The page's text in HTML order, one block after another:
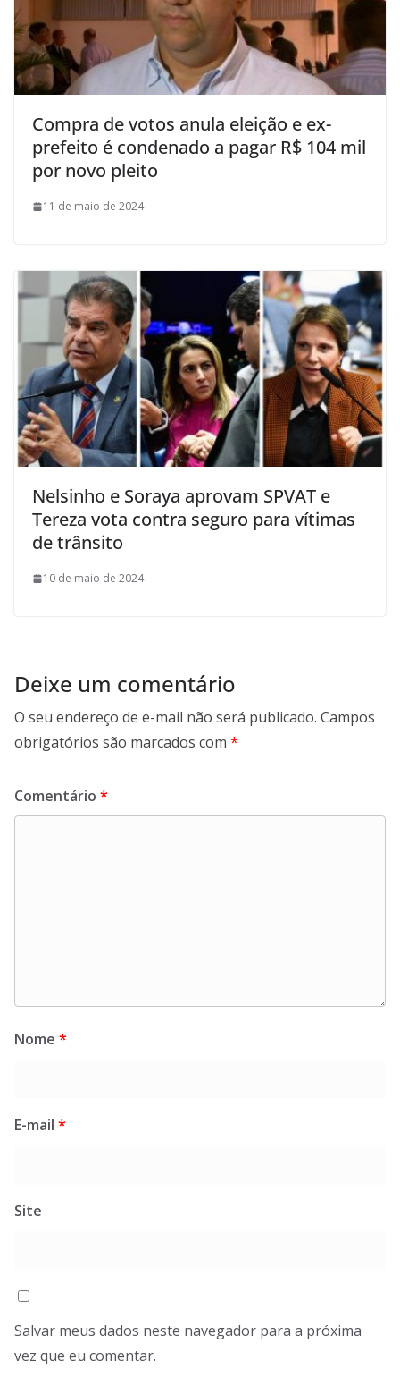
Compra de votos anula eleição e ex-
prefeito é condenado a pagar R$ 104 mil
por novo pleito
11 de maio de 2024
Nelsinho e Soraya aprovam SPVAT e
Tereza vota contra seguro para vítimas
de trânsito
10 de maio de 2024
Deixe um comentário
O seu endereço de e-mail não será publicado. Campos
obrigatórios são marcados com *
Comentário *
Nome *
E-mail *
Site
Salvar meus dados neste navegador para a próxima
vez que eu comentar.